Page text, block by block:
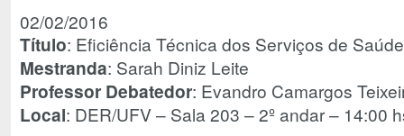
02/02/2016
Título: Eficiência Técnica dos Serviços de
Mestranda: Sarah Diniz Leite
Professor Debatedor: Evandro Camargos
Local: DER/UFV – Sala 203 – 2º andar – 14:00